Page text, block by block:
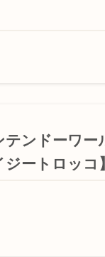
テンドーワー
ジートロッコ